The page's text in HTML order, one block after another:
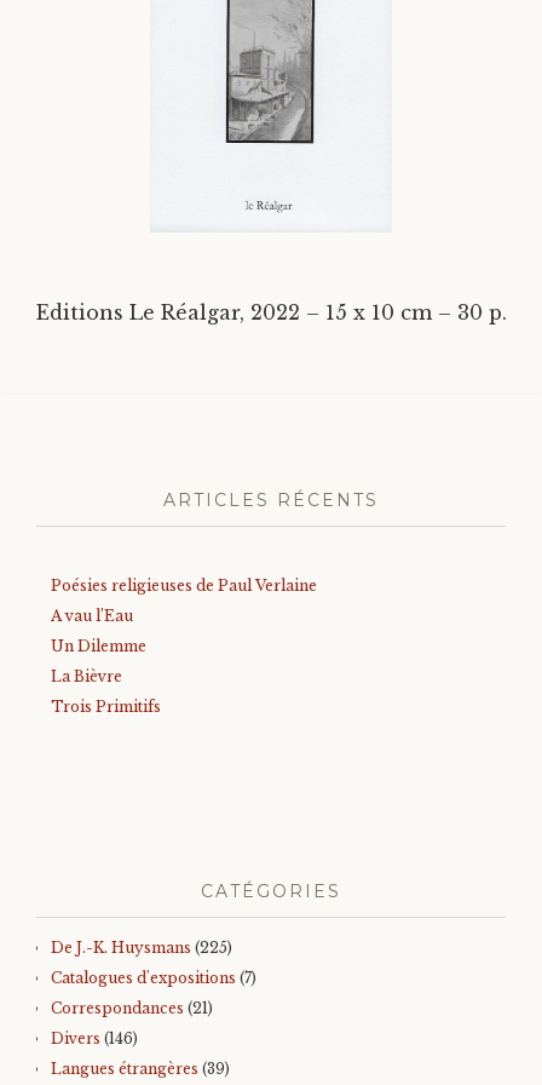
Langues étrangères
Editions Le Réalgar, 2022 – 15 x 10 cm – 30 p.
ARTICLES RÉCENTS
Poésies religieuses de Paul Verlaine
A vau l’Eau
Un Dilemme
La Bièvre
Trois Primitifs
CATÉGORIES
De J.-K. Huysmans (225)
Catalogues d'expositions (7)
Correspondances (21)
Divers (146)
Langues étrangères (39)